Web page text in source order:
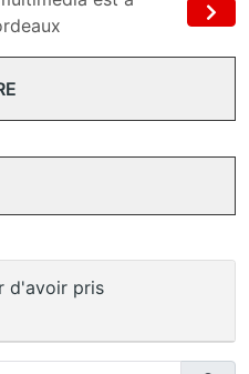
d'avoir pris